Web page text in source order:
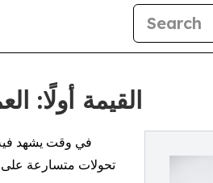
القيمة أولًا:
تحولات متسارعة على